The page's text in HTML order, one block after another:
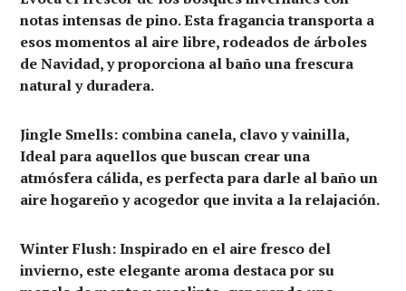
notas intensas de pino. Esta fragancia transporta a
esos momentos al aire libre, rodeados de árboles
de Navidad, y proporciona al baño una frescura
natural y duradera.
Jingle Smells: combina canela, clavo y vainilla,
Ideal para aquellos que buscan crear una
atmósfera cálida, es perfecta para darle al baño un
aire hogareño y acogedor que invita a la relajación.
Winter Flush: Inspirado en el aire fresco del
invierno, este elegante aroma destaca por su